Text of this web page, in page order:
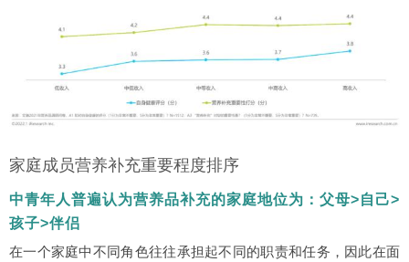
家庭成员营养补充重要程度排序
中青年人普遍认为营养品补充的家庭地位为：父母>自己>
孩子>伴侣
在一个家庭中不同角色往往承担起不同的职责和任务，因此在面